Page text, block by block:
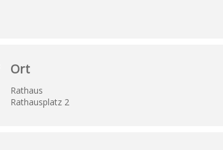
Ort
Rathaus
Rathausplatz 2